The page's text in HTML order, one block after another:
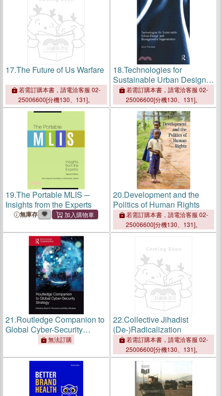
17.The Future of Us Warfare
若需訂購本書，請電洽客服 02-
25006600[分機130、131]。
18.Technologies for
Sustainable Urban Design
and Bioregionalist
Regeneration
若需訂購本書，請電洽客服 02-
25006600[分機130、131]。
19.The Portable MLIS ─
Insights from the Experts
無庫存
20.Development and the
Politics of Human Rights
若需訂購本書，請電洽客服 02-
25006600[分機130、131]。
21.Routledge Companion to
Global Cyber-Security
無法訂購
22.Collective Jihadist
(De-)Radicalization
若需訂購本書，請電洽客服 02-
25006600[分機130、131]。